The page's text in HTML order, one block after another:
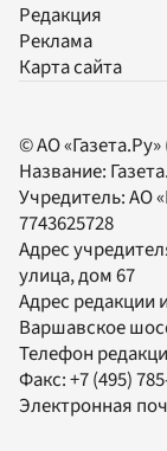
Редакция
Реклама
Карта сайта
© АО
Название:
Учредитель:АО
7743625728
Адрес
улица, дом 67
Адрес редакции
Варшавское
Телефон
Факс:+7 (495)
Электронная